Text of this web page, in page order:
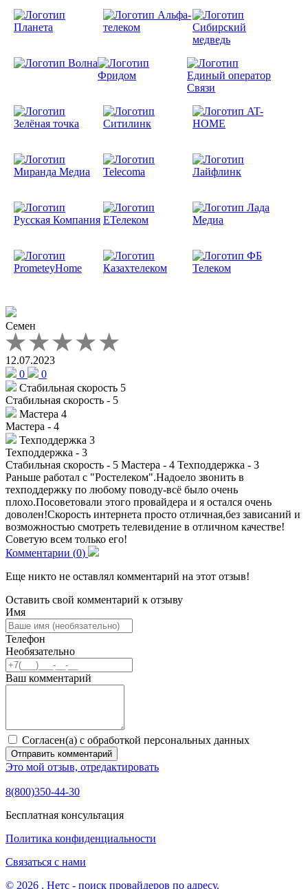
Семен
12.07.2023
0
0
Стабильная скорость 5
Стабильная скорость - 5
Мастера 4
Мастера - 4
Техподдержка 3
Техподдержка - 3
Стабильная скорость - 5 Мастера - 4 Техподдержка - 3
Раньше работал с "Ростелеком".Надоело звонить в
техподдержку по любому поводу-всё было очень
плохо.Посоветовали этого провайдера и я остался очень
доволен!Скорость интернета просто отличная,без зависаний и
возможностью смотреть телевидение в отличном качестве!
Советую всем только его!
Комментарии (0)
Еще никто не оставлял комментарий на этот отзыв!
Оставить свой комментарий к отзыву
Имя
Телефон
Необязательно
Ваш комментарий
Согласен(а) с обработкой персональных данных
Отправить комментарий
Это мой отзыв, отредактировать
8(800)350-44-30
Бесплатная консультация
Политика конфиденциальности
Связаться с нами
© 2026 . Нетс - поиск провайдеров по адресу.